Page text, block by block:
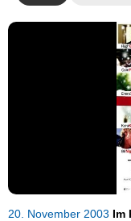
20. November 2003 Im